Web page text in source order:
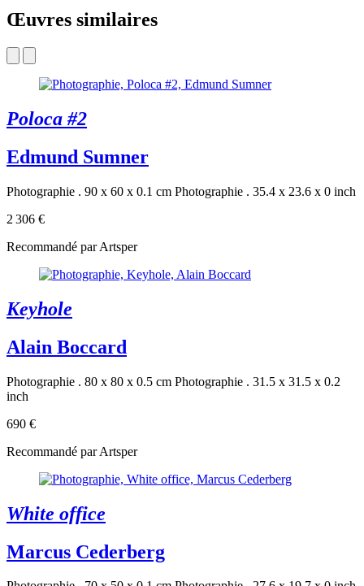
Œuvres similaires
Poloca #2
Edmund Sumner
Photographie . 90 x 60 x 0.1 cm Photographie . 35.4 x 23.6 x 0 inch
2 306 €
Recommandé par Artsper
Keyhole
Alain Boccard
Photographie . 80 x 80 x 0.5 cm Photographie . 31.5 x 31.5 x 0.2
inch
690 €
Recommandé par Artsper
White office
Marcus Cederberg